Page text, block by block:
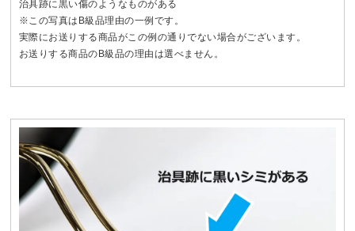
治具跡に黒い傷のようなものがある
※この写真はB級品理由の一例です。
実際にお送りする商品がこの例の通りでない場合がございます。
お送りする商品のB級品の理由は選べません。